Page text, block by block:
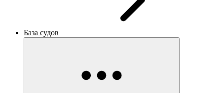
База судов